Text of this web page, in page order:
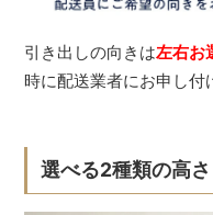
引き出しの向きは左右お
時に配送業者にお申し付
選べる2種類の高さ